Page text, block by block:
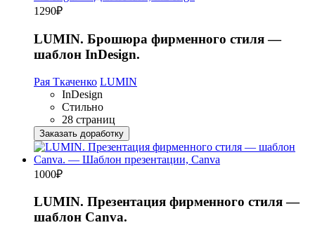
1290₽
LUMIN. Брошюра фирменного стиля —
шаблон InDesign.
Рая Ткаченко LUMIN
InDesign
Стильно
28 страниц
Заказать доработку
1000₽
LUMIN. Презентация фирменного стиля —
шаблон Canva.